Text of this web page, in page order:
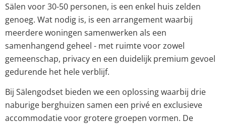
Sälen voor 30-50 personen, is een enkel huis zelden
genoeg. Wat nodig is, is een arrangement waarbij
meerdere woningen samenwerken als een
samenhangend geheel - met ruimte voor zowel
gemeenschap, privacy en een duidelijk premium gevoel
gedurende het hele verblijf.
Bij Sälengodset bieden we een oplossing waarbij drie
naburige berghuizen samen een privé en exclusieve
accommodatie voor grotere groepen vormen. De